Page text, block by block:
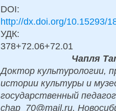
DOI:
http://dx.doi.org/10.15293/
УДК:
378+72.06+72.01
Чапля
Доктор культурологии,
истории культуры и
государственный
chap_70@mail.ru,